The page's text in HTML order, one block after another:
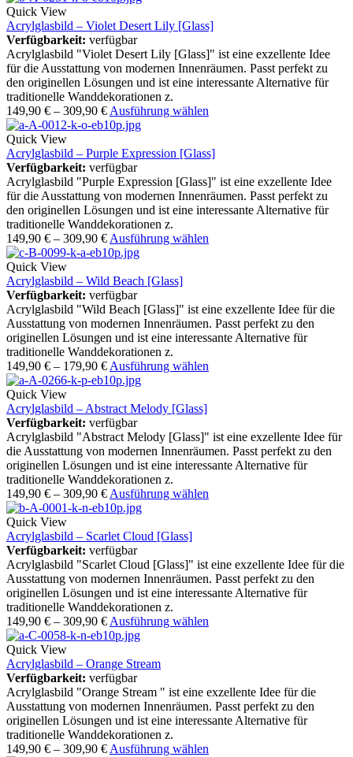
Quick View
Acrylglasbild – Violet Desert Lily [Glass]
Verfügbarkeit: verfügbar
Acrylglasbild "Violet Desert Lily [Glass]" ist eine exzellente Idee
für die Ausstattung von modernen Innenräumen. Passt perfekt zu
den originellen Lösungen und ist eine interessante Alternative für
traditionelle Wanddekorationen z.
149,90 € – 309,90 € Ausführung wählen
Quick View
Acrylglasbild – Purple Expression [Glass]
Verfügbarkeit: verfügbar
Acrylglasbild "Purple Expression [Glass]" ist eine exzellente Idee
für die Ausstattung von modernen Innenräumen. Passt perfekt zu
den originellen Lösungen und ist eine interessante Alternative für
traditionelle Wanddekorationen z.
149,90 € – 309,90 € Ausführung wählen
Quick View
Acrylglasbild – Wild Beach [Glass]
Verfügbarkeit: verfügbar
Acrylglasbild "Wild Beach [Glass]" ist eine exzellente Idee für die
Ausstattung von modernen Innenräumen. Passt perfekt zu den
originellen Lösungen und ist eine interessante Alternative für
traditionelle Wanddekorationen z.
149,90 € – 179,90 € Ausführung wählen
Quick View
Acrylglasbild – Abstract Melody [Glass]
Verfügbarkeit: verfügbar
Acrylglasbild "Abstract Melody [Glass]" ist eine exzellente Idee für
die Ausstattung von modernen Innenräumen. Passt perfekt zu den
originellen Lösungen und ist eine interessante Alternative für
traditionelle Wanddekorationen z.
149,90 € – 309,90 € Ausführung wählen
Quick View
Acrylglasbild – Scarlet Cloud [Glass]
Verfügbarkeit: verfügbar
Acrylglasbild "Scarlet Cloud [Glass]" ist eine exzellente Idee für die
Ausstattung von modernen Innenräumen. Passt perfekt zu den
originellen Lösungen und ist eine interessante Alternative für
traditionelle Wanddekorationen z.
149,90 € – 309,90 € Ausführung wählen
Quick View
Acrylglasbild – Orange Stream
Verfügbarkeit: verfügbar
Acrylglasbild "Orange Stream " ist eine exzellente Idee für die
Ausstattung von modernen Innenräumen. Passt perfekt zu den
originellen Lösungen und ist eine interessante Alternative für
traditionelle Wanddekorationen z.
149,90 € – 309,90 € Ausführung wählen